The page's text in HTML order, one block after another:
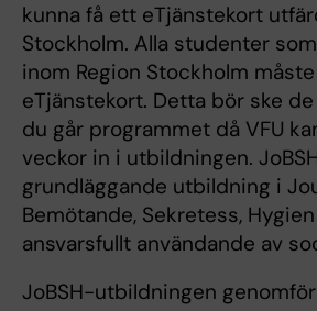
kunna få ett eTjänstekort
Stockholm. Alla studenter
inom Region Stockholm
eTjänstekort. Detta bör ske
du går programmet då VFU
veckor in i utbildningen.
grundläggande utbildning i
Bemötande, Sekretess,
ansvarsfullt användande av
JoBSH-utbildningen